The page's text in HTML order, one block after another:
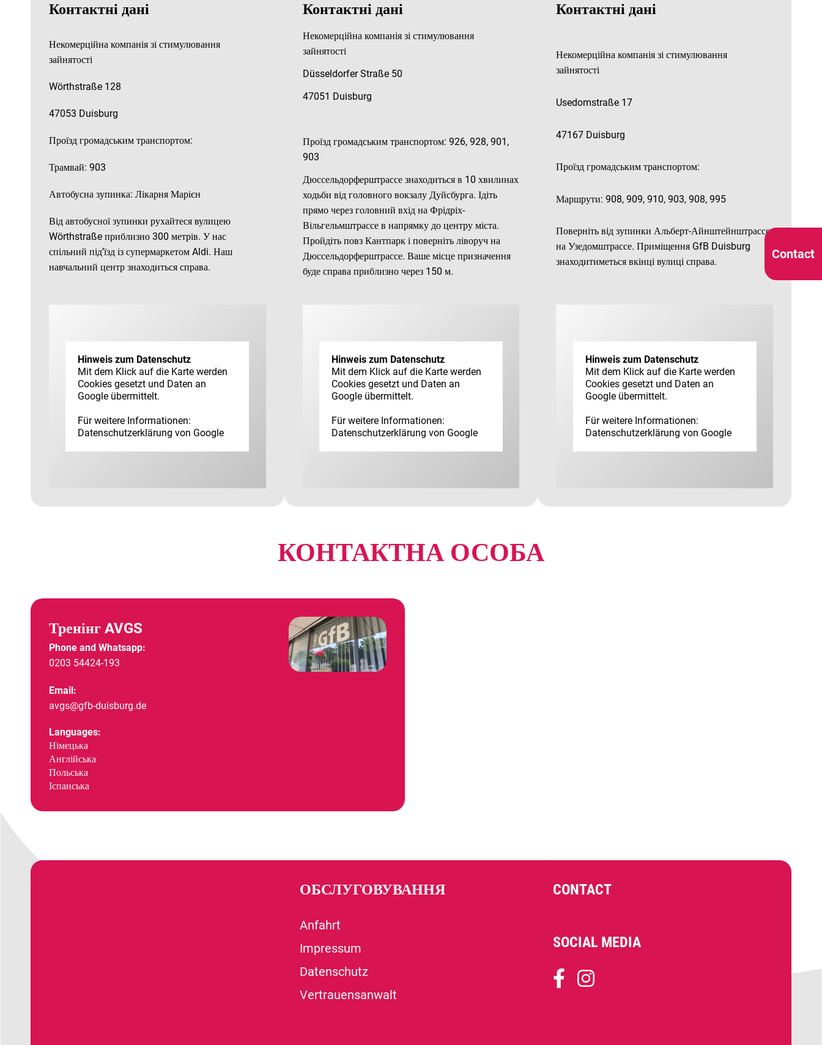
Contact
Контактні дані
Некомерційна компанія зі стимулювання
зайнятості
Wörthstraße 128
47053 Duisburg
Проїзд громадським транспортом:
Трамвай: 903
Автобусна зупинка: Лікарня Марієн
Від автобусної зупинки рухайтеся вулицею
Wörthstraße приблизно 300 метрів. У нас
спільний під’їзд із супермаркетом Aldi. Наш
навчальний центр знаходиться справа.
Hinweis zum Datenschutz
Mit dem Klick auf die Karte werden
Cookies gesetzt und Daten an
Google übermittelt.
Für weitere Informationen:
Datenschutz­erklärung von Google
Контактні дані
Некомерційна компанія зі стимулювання
зайнятості
Düsseldorfer Straße 50
47051 Duisburg
Проїзд громадським транспортом: 926, 928, 901,
903
Дюссельдорферштрассе знаходиться в 10 хвилинах
ходьби від головного вокзалу Дуйсбурга. Ідіть
прямо через головний вхід на Фрідріх-
Вільгельмштрассе в напрямку до центру міста.
Пройдіть повз Кантпарк і поверніть ліворуч на
Дюссельдорферштрассе. Ваше місце призначення
буде справа приблизно через 150 м.
Hinweis zum Datenschutz
Mit dem Klick auf die Karte werden
Cookies gesetzt und Daten an
Google übermittelt.
Für weitere Informationen:
Datenschutz­erklärung von Google
Контактні дані
Некомерційна компанія зі стимулювання
зайнятості
Usedomstraße 17
47167 Duisburg
Проїзд громадським транспортом:
Маршрути: 908, 909, 910, 903, 908, 995
Поверніть від зупинки Альберт-Айнштейнштрассе
на Узедомштрассе. Приміщення GfB Duisburg
знаходитиметься вкінці вулиці справа.
Hinweis zum Datenschutz
Mit dem Klick auf die Karte werden
Cookies gesetzt und Daten an
Google übermittelt.
Für weitere Informationen:
Datenschutz­erklärung von Google
КОНТАКТНА ОСОБА
Тренінг AVGS
Phone and Whatsapp:
0203 54424-193
Email:
avgs@gfb-duisburg.de
Languages:
Німецька
Англійська
Польська
Іспанська
ОБСЛУГОВУВАННЯ
Anfahrt
Impressum
Datenschutz
Vertrauensanwalt
CONTACT
SOCIAL MEDIA